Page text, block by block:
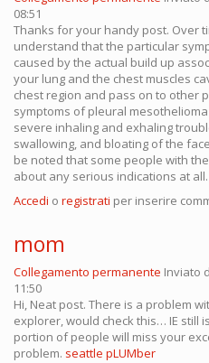
08:51
Thanks for your handy post. Over
understand that the particular
caused by the actual build up
your lung and the chest muscles
chest region and pass on to other
symptoms of pleural
severe inhaling and exhaling
swallowing, and bloating of the
be noted that some people with
about any serious indications at all.
Accedi o registrati per inserire
mom
Collegamento permanente Inviato
11:50
Hi, Neat post. There is a problem
explorer, would check this… IE still
portion of people will miss your
problem. seattle pLUMber